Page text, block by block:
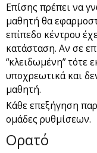
Επίσης πρέπει να
μαθητή θα
επίπεδο κέντρου
κατάσταση. Αν σε
“κλειδωμένη” τότε
υποχρεωτικά και
μαθητή.
Κάθε επεξήγηση
ομάδες ρυθμίσεων.
Ορατό